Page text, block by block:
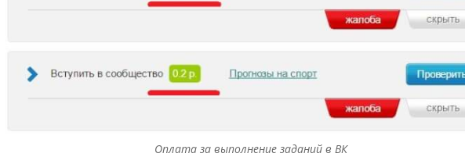
Оплата за выполнение заданий в ВК